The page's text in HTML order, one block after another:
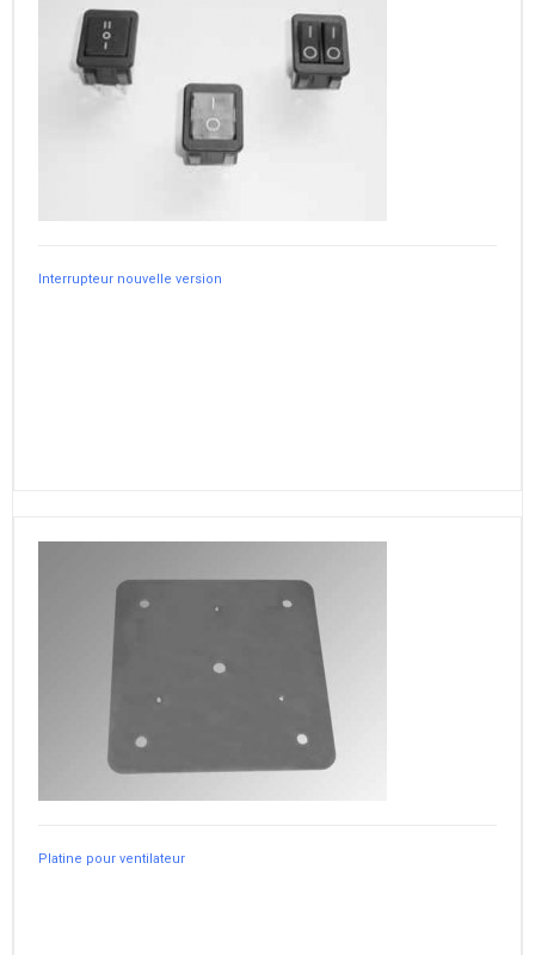
Interrupteur nouvelle version
Platine pour ventilateur